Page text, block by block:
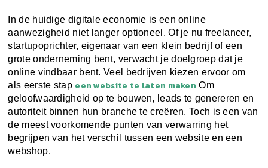
In de huidige digitale economie is een online
aanwezigheid niet langer optioneel. Of je nu freelancer,
startupoprichter, eigenaar van een klein bedrijf of een
grote onderneming bent, verwacht je doelgroep dat je
online vindbaar bent. Veel bedrijven kiezen ervoor om
als eerste stap een website te laten maken Om
geloofwaardigheid op te bouwen, leads te genereren en
autoriteit binnen hun branche te creëren. Toch is een van
de meest voorkomende punten van verwarring het
begrijpen van het verschil tussen een website en een
webshop.